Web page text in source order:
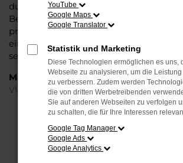
durch Langlebigkeit und einen sehr
Bei Steinböhmer kommt hinzu, dass
preislichen Nachlass freuen dürfen und
ein Unternehmen mit mehr als 80
setzen.
Marken
VW
FEHLER: NETWORK
Beim Laden ist ein Fehler aufgetreten.
YouTube
Google Maps
Google Translator
Statistik und Marketing
Diese Technologien ermöglichen es uns,
Webseite zu analysieren, um die
zu verbessern. Zudem werden
die von dritten Werbetreibenden
Sie auf anderen Webseiten zu verfolgen
zu schalten, die für Ihre Interessen
Google Tag Manager
Google Ads
Google Analytics